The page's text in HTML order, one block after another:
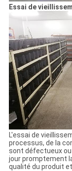
Essai de
L'essai de
processus, de la
sont défectueux
jour promptement
qualité du produit et